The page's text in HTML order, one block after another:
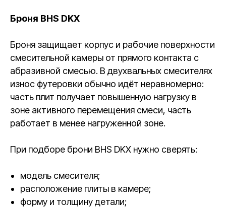
Броня BHS DKX
Броня защищает корпус и рабочие поверхности
смесительной камеры от прямого контакта с
абразивной смесью. В двухвальных смесителях
износ футеровки обычно идёт неравномерно:
часть плит получает повышенную нагрузку в
зоне активного перемещения смеси, часть
работает в менее нагруженной зоне.
При подборе брони BHS DKX нужно сверять:
модель смесителя;
расположение плиты в камере;
форму и толщину детали;